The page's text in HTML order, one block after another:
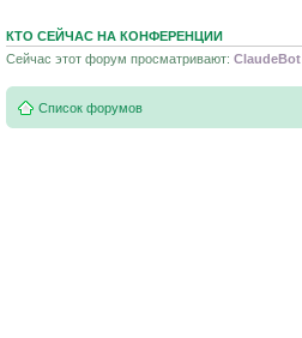
КТО СЕЙЧАС НА КОНФЕРЕНЦИИ
Сейчас этот форум просматривают: ClaudeBot
Список форумов